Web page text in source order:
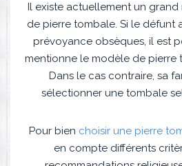
Il existe actuellement un
de pierre tombale. Si le défunt
prévoyance obsèques, il est
mentionne le modèle de pierre
Dans le cas contraire, sa
sélectionner une tombale
Pour bien choisir une pierre
en compte différents